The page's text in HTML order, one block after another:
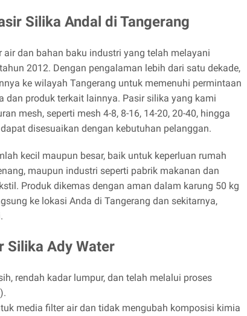
Silika Andal di Tangerang
dan bahan baku industri yang telah melayani
2012. Dengan pengalaman lebih dari satu dekade,
ke wilayah Tangerang untuk memenuhi permintaan
dan produk terkait lainnya. Pasir silika yang kami
mesh, seperti mesh 4-8, 8-16, 14-20, 20-40, hingga
disesuaikan dengan kebutuhan pelanggan.
kecil maupun besar, baik untuk keperluan rumah
maupun industri seperti pabrik makanan dan
Produk dikemas dengan aman dalam karung 50 kg
ke lokasi Anda di Tangerang dan sekitarnya,
Silika Ady Water
rendah kadar lumpur, dan telah melalui proses
media filter air dan tidak mengubah komposisi kimia